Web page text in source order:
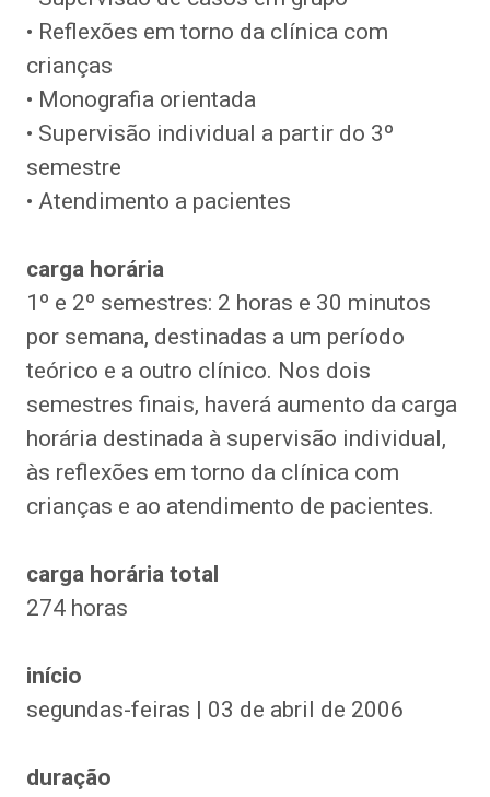
• Reflexões em torno da clínica com
crianças
• Monografia orientada
• Supervisão individual a partir do 3º
semestre
• Atendimento a pacientes
carga horária
1º e 2º semestres: 2 horas e 30 minutos
por semana, destinadas a um período
teórico e a outro clínico. Nos dois
semestres finais, haverá aumento da carga
horária destinada à supervisão individual,
às reflexões em torno da clínica com
crianças e ao atendimento de pacientes.
carga horária total
274 horas
início
segundas-feiras | 03 de abril de 2006
duração